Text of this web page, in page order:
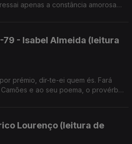
apenas a constância amorosa
79 - Isabel Almeida (leitura
prémio, dir-te-ei quem és. Fará
e ao seu poema, o provérbio
Lourenço (leitura de